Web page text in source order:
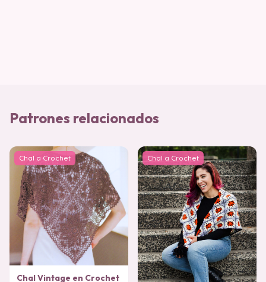
Patrones relacionados
Chal a Crochet
Chal Vintage en Crochet
Chal a Crochet